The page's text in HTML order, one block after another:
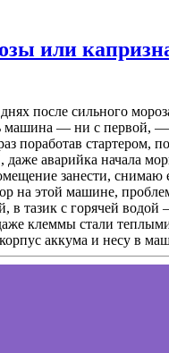
или
после сильного
машина — ни с первой,
поработав стартером,
даже аварийка начала
занести, снимаю
на этой машине,
в тазик с горячей
клеммы стали
аккума и несу в